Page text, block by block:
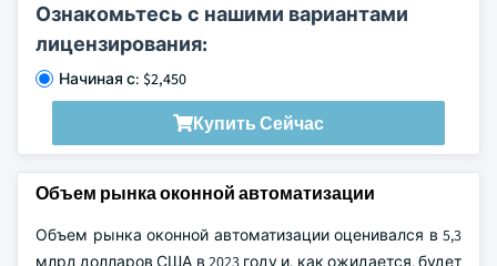
Ознакомьтесь с нашими вариантами
лицензирования:
Начиная с: $2,450
Купить Сейчас
Объем рынка оконной автоматизации
Объем рынка оконной автоматизации оценивался в 5,3
млрд долларов США в 2023 году и, как ожидается, будет